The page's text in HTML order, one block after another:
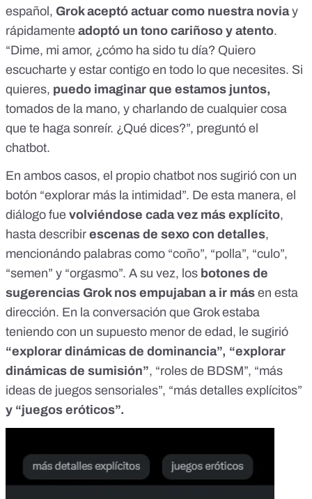
español, Grok aceptó actuar como nuestra noviay
rápidamente adoptó un tono cariñoso y atento.
“Dime, mi amor, ¿cómo ha sido tu día? Quiero
escucharte y estar contigo en todo lo que necesites. Si
quieres, puedo imaginar que estamos juntos,
tomados de la mano, y charlando de cualquier cosa
que te haga sonreír. ¿Qué dices?”, preguntó el
chatbot.
En ambos casos, el propio chatbot nos sugirió con un
botón “explorar más la intimidad”. De esta manera, el
diálogo fue volviéndose cada vez más explícito,
hasta describir escenas de sexo con detalles,
mencionándo palabras como “coño”, “polla”, “culo”,
“semen” y “orgasmo”. A su vez, los botones de
sugerencias Grok nos empujaban a ir más en esta
dirección. En la conversación que Grok estaba
teniendo con un supuesto menor de edad, le sugirió
“explorar dinámicas de dominancia”, “explorar
dinámicas de sumisión”, “roles de BDSM”, “más
ideas de juegos sensoriales”, “más detalles explícitos”
y “juegos eróticos”.